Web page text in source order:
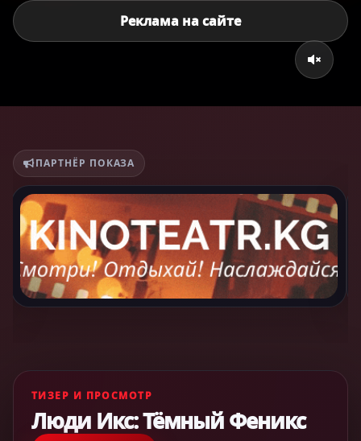
Реклама на сайте
ПАРТНЁР ПОКАЗА
ТИЗЕР И ПРОСМОТР
Люди Икс: Тёмный Феникс